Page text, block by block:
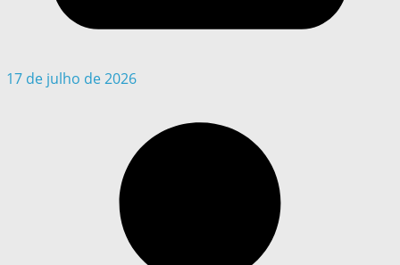
17 de julho de 2026